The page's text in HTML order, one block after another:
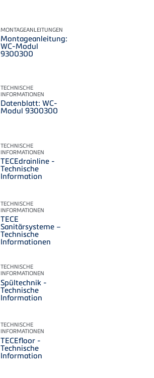
MONTAGEANLEITUNGEN
Montageanleitung:
WC-Modul
9300300
TECHNISCHE
INFORMATIONEN
Datenblatt: WC-
Modul 9300300
TECHNISCHE
INFORMATIONEN
TECEdrainline -
Technische
Information
TECHNISCHE
INFORMATIONEN
TECE
Sanitärsysteme –
Technische
Informationen
TECHNISCHE
INFORMATIONEN
Spültechnik -
Technische
Information
TECHNISCHE
INFORMATIONEN
TECEfloor -
Technische
Information